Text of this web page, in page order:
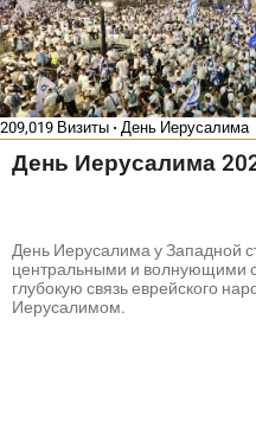
209,019 Визиты День Иерусалима
День Иерусалима
День Иерусалима у Западной
центральными и
глубокую связь еврейского
Иерусалимом.